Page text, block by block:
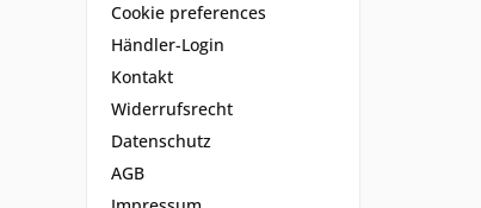
Cookie preferences
Händler-Login
Kontakt
Widerrufsrecht
Datenschutz
AGB